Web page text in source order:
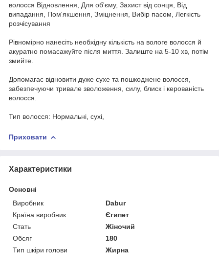
волосся Відновлення, Для об'єму, Захист від сонця, Від
випадання, Пом'якшення, Зміцнення, Вибір пасом, Легкість
розчісування
Рівномірно нанесіть необхідну кількість на вологе волосся й
акуратно помасажуйте після миття. Залиште на 5-10 хв, потім
змийте.
Допомагає відновити дуже сухе та пошкоджене волосся,
забезпечуючи тривале зволоження, силу, блиск і керованість
волосся.
Тип волосся: Нормальні, сухі,
Приховати
Характеристики
Основні
Виробник
Dabur
Країна виробник
Єгипет
Стать
Жіночий
Обсяг
180
Тип шкіри голови
Жирна